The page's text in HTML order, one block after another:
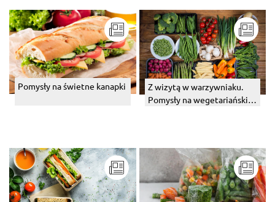
Pomysły na świetne kanapki
Z wizytą w warzywniaku.
Pomysły na wegetariańskie